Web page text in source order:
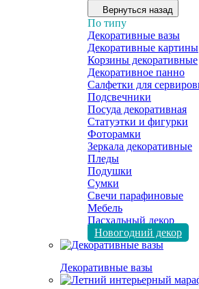
Вернуться назад
По типу
Декоративные вазы
Декоративные картины
Корзины декоративные
Декоративное панно
Салфетки для
Подсвечники
Посуда декоративная
Статуэтки и фигурки
Фоторамки
Зеркала декоративные
Пледы
Подушки
Сумки
Свечи парафиновые
Мебель
Пасхальный декор
Новогодний декор
Декоративные вазы